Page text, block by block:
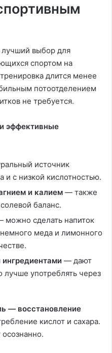
выбор для
спортом на
длится менее
потоотделением
не требуется.
эффективные
источник
и с низкой кислотностью.
и калием — также
баланс.
можно сделать напиток
меда и лимонного
— дают
употреблять через
— восстановление
кислот и сахара.